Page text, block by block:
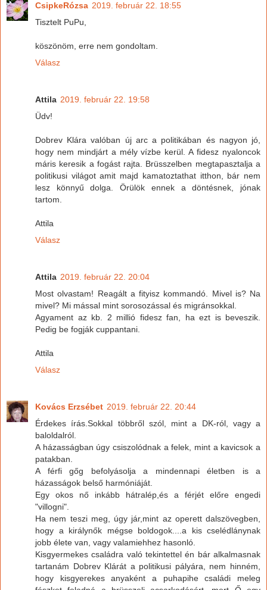
CsipkeRózsa 2019. február 22. 18:55
Tisztelt PuPu,
köszönöm, erre nem gondoltam.
Válasz
Attila 2019. február 22. 19:58
Üdv!
Dobrev Klára valóban új arc a politikában és nagyon jó,
hogy nem mindjárt a mély vízbe kerül. A fidesz nyaloncok
máris keresik a fogást rajta. Brüsszelben megtapasztalja a
politikusi világot amit majd kamatoztathat itthon, bár nem
lesz könnyű dolga. Örülök ennek a döntésnek, jónak
tartom.
Attila
Válasz
Attila 2019. február 22. 20:04
Most olvastam! Reagált a fityisz kommandó. Mivel is? Na
mivel? Mi mással mint sorosozással és migránsokkal.
Agyament az kb. 2 millió fidesz fan, ha ezt is beveszik.
Pedig be fogják cuppantani.
Attila
Válasz
Kovács Erzsébet 2019. február 22. 20:44
Érdekes írás.Sokkal többről szól, mint a DK-ról, vagy a
baloldalról.
A házasságban úgy csiszolódnak a felek, mint a kavicsok a
patakban.
A férfi gőg befolyásolja a mindennapi életben is a
házasságok belső harmóniáját.
Egy okos nő inkább hátralép,és a férjét előre engedi
"villogni".
Ha nem teszi meg, úgy jár,mint az operett dalszövegben,
hogy a királynők mégse boldogok....a kis cselédlánynak
jobb élete van, vagy valamiehhez hasonló.
Kisgyermekes családra való tekintettel én bár alkalmasnak
tartanám Dobrev Klárát a politikusi pályára, nem hinném,
hogy kisgyerekes anyaként a puhapihe családi meleg